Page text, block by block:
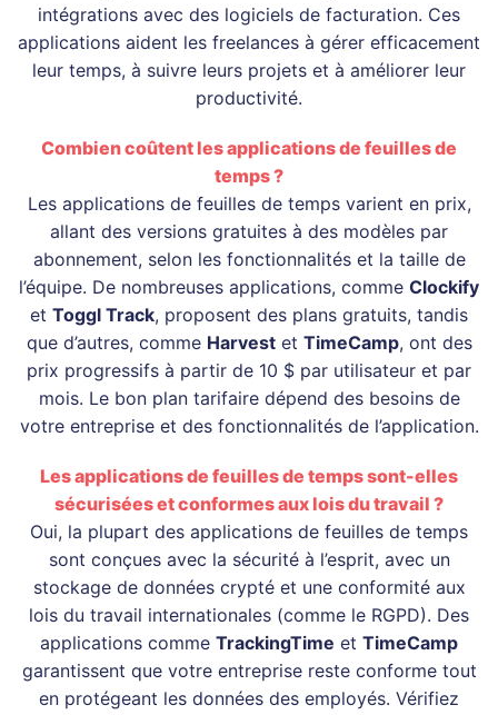
intégrations avec des logiciels de facturation. Ces
applications aident les freelances à gérer efficacement
leur temps, à suivre leurs projets et à améliorer leur
productivité.
Combien coûtent les applications de feuilles de
temps ?
Les applications de feuilles de temps varient en prix,
allant des versions gratuites à des modèles par
abonnement, selon les fonctionnalités et la taille de
l’équipe. De nombreuses applications, comme Clockify
et Toggl Track, proposent des plans gratuits, tandis
que d’autres, comme Harvestet TimeCamp, ont des
prix progressifs à partir de 10 $ par utilisateur et par
mois. Le bon plan tarifaire dépend des besoins de
votre entreprise et des fonctionnalités de l’application.
Les applications de feuilles de temps sont-elles
sécurisées et conformes aux lois du travail ?
Oui, la plupart des applications de feuilles de temps
sont conçues avec la sécurité à l’esprit, avec un
stockage de données crypté et une conformité aux
lois du travail internationales (comme le RGPD). Des
applications comme TrackingTime et TimeCamp
garantissent que votre entreprise reste conforme tout
en protégeant les données des employés. Vérifiez